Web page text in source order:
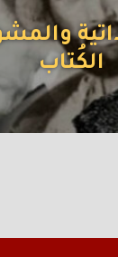
الكُتاب